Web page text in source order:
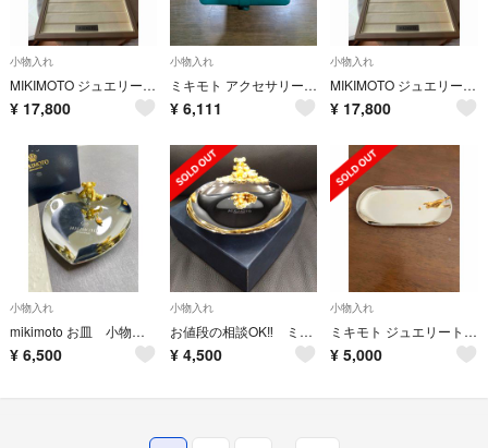
小物入れ
MIKIMOTO ジュエリー用トレイ 非売品 32×22cm
¥ 17,800
小物入れ
ミキモト アクセサリーボックス 真珠 パール ジュエリーボックス
¥ 6,111
小物入れ
MIKIMOTO ジュエリー用トレイ 非売品 32×22cm
¥ 17,800
小物入れ
mikimoto お皿 小物 飾り インテリア
¥ 6,500
小物入れ
お値段の相談OK‼️ ミキモト ジュエリートレイ パールベア
¥ 4,500
小物入れ
ミキモト ジュエリートレー 真珠付き
¥ 5,000